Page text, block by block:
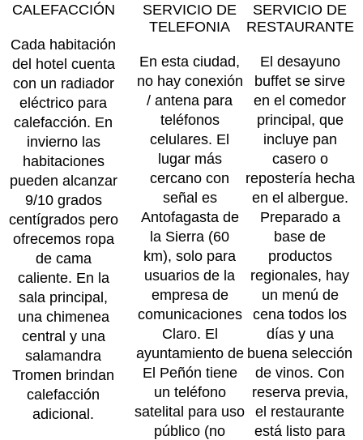
CALEFACCIÓN
Cada habitación
del hotel cuenta
con un radiador
eléctrico para
calefacción. En
invierno las
habitaciones
pueden alcanzar
9/10 grados
centígrados pero
ofrecemos ropa
de cama
caliente. En la
sala principal,
una chimenea
central y una
salamandra
Tromen brindan
calefacción
adicional.
SERVICIO DE
TELEFONIA
En esta ciudad,
no hay conexión
/ antena para
teléfonos
celulares. El
lugar más
cercano con
señal es
Antofagasta de
la Sierra (60
km), solo para
usuarios de la
empresa de
comunicaciones
Claro. El
ayuntamiento de
El Peñón tiene
un teléfono
satelital para uso
público (no
SERVICIO DE
RESTAURANTE
El desayuno
buffet se sirve
en el comedor
principal, que
incluye pan
casero o
repostería hecha
en el albergue.
Preparado a
base de
productos
regionales, hay
un menú de
cena todos los
días y una
buena selección
de vinos. Con
reserva previa,
el restaurante
está listo para